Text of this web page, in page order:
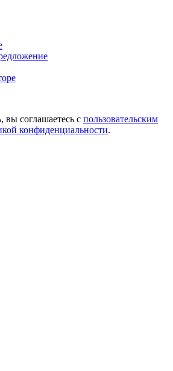
вы соглашаетесь с пользовательским
конфиденциальности.